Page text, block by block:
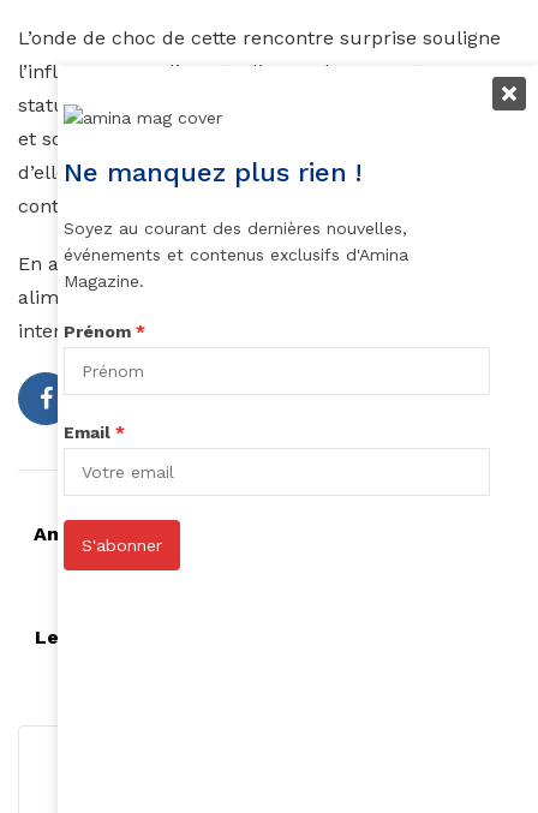
L’onde de choc de cette rencontre surprise souligne
l’influence grandissante d’Aya Nakamura et son
statut d’icône culturelle. Son audience internationale
et son engagement en faveur de causes sociales font
d’elle une figure incontournable du paysage français
contemporain.
En attendant d’en savoir plus, cette rencontre inédite
alimente l’imaginaire et ouvre la voie à de multiples
interprétations.
Anta Babacar Ngom : un phare dans la tempête
Le travail des enfants en Afrique : un fléau aux
Ne manquez plus rien !
Soyez au courant des dernières nouvelles,
événements et contenus exclusifs d'Amina
Magazine.
Prénom *
Email *
S'abonner